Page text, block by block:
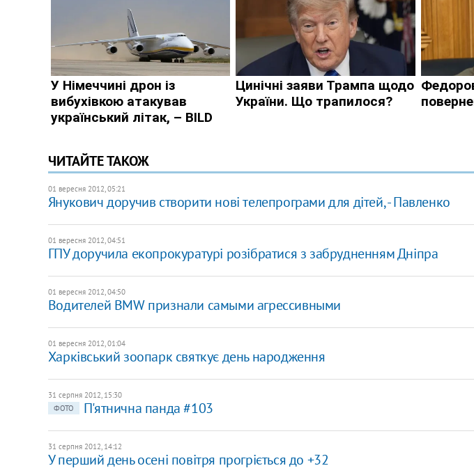
ЧИТАЙТЕ ТАКОЖ
01 вересня 2012, 05:21
Янукович доручив створити нові телепрограми для дітей, - Павленко
01 вересня 2012, 04:51
ГПУ доручила екопрокуратурі розібратися з забрудненням Дніпра
01 вересня 2012, 04:50
Водителей BMW признали самыми агрессивными
01 вересня 2012, 01:04
Харківський зоопарк святкує день народження
31 серпня 2012, 15:30
ФОТО
П'ятнична панда #103
31 серпня 2012, 14:12
У перший день осені повітря прогріється до +32